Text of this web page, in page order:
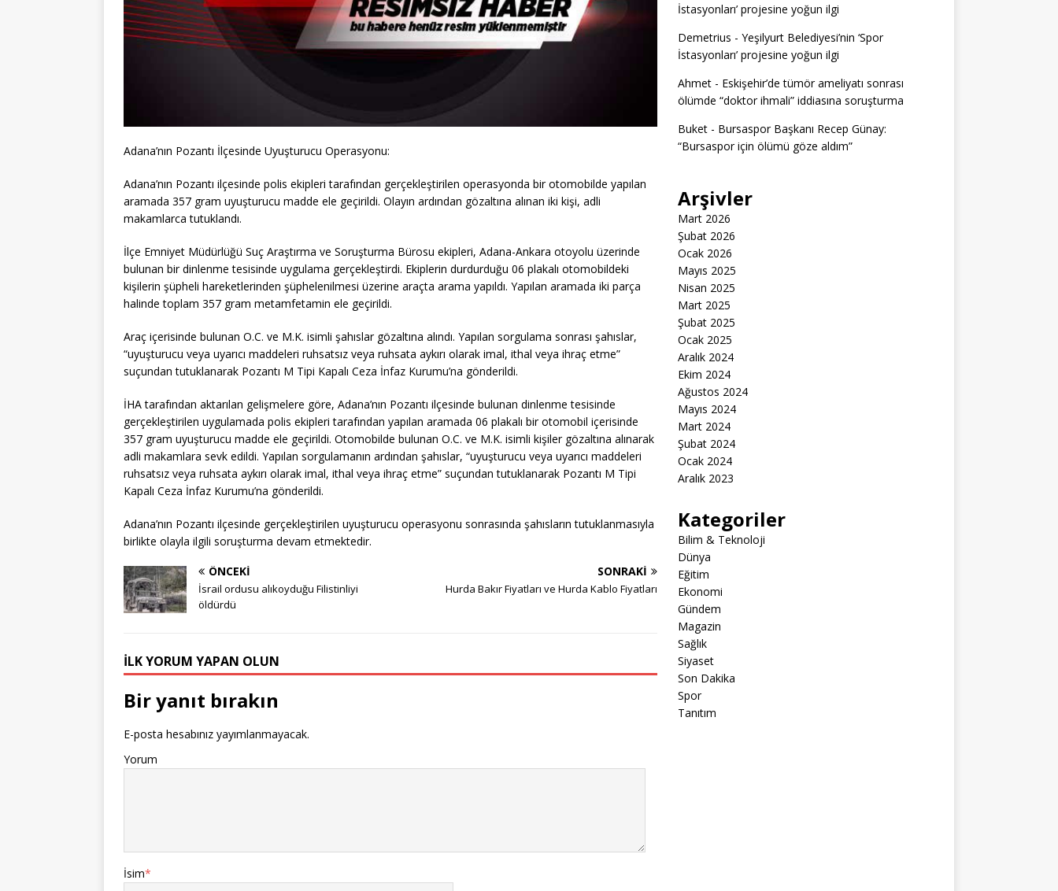
Adana’nın Pozantı İlçesinde Uyuşturucu Operasyonu:
Adana’nın Pozantı ilçesinde polis ekipleri tarafından gerçekleştirilen operasyonda bir otomobilde yapılan
aramada 357 gram uyuşturucu madde ele geçirildi. Olayın ardından gözaltına alınan iki kişi, adli
makamlarca tutuklandı.
İlçe Emniyet Müdürlüğü Suç Araştırma ve Soruşturma Bürosu ekipleri, Adana-Ankara otoyolu üzerinde
bulunan bir dinlenme tesisinde uygulama gerçekleştirdi. Ekiplerin durdurduğu 06 plakalı otomobildeki
kişilerin şüpheli hareketlerinden şüphelenilmesi üzerine araçta arama yapıldı. Yapılan aramada iki parça
halinde toplam 357 gram metamfetamin ele geçirildi.
Araç içerisinde bulunan O.C. ve M.K. isimli şahıslar gözaltına alındı. Yapılan sorgulama sonrası şahıslar,
“uyuşturucu veya uyarıcı maddeleri ruhsatsız veya ruhsata aykırı olarak imal, ithal veya ihraç etme”
suçundan tutuklanarak Pozantı M Tipi Kapalı Ceza İnfaz Kurumu’na gönderildi.
İHA tarafından aktarılan gelişmelere göre, Adana’nın Pozantı ilçesinde bulunan dinlenme tesisinde
gerçekleştirilen uygulamada polis ekipleri tarafından yapılan aramada 06 plakalı bir otomobil içerisinde
357 gram uyuşturucu madde ele geçirildi. Otomobilde bulunan O.C. ve M.K. isimli kişiler gözaltına alınarak
adli makamlara sevk edildi. Yapılan sorgulamanın ardından şahıslar, “uyuşturucu veya uyarıcı maddeleri
ruhsatsız veya ruhsata aykırı olarak imal, ithal veya ihraç etme” suçundan tutuklanarak Pozantı M Tipi
Kapalı Ceza İnfaz Kurumu’na gönderildi.
Adana’nın Pozantı ilçesinde gerçekleştirilen uyuşturucu operasyonu sonrasında şahısların tutuklanmasıyla
birlikte olayla ilgili soruşturma devam etmektedir.
ÖNCEKI
İsrail ordusu alıkoyduğu Filistinliyi
öldürdü
SONRAKI
Hurda Bakır Fiyatları ve Hurda Kablo Fiyatları
İLK YORUM YAPAN OLUN
Bir yanıt bırakın
E-posta hesabınız yayımlanmayacak.
Yorum
İsim*
İstasyonları’ projesine yoğun ilgi
Demetrius - Yeşilyurt Belediyesi’nin ‘Spor
İstasyonları’ projesine yoğun ilgi
Ahmet- Eskişehir’de tümör ameliyatı sonrası
ölümde “doktor ihmali” iddiasına soruşturma
Buket- Bursaspor Başkanı Recep Günay:
“Bursaspor için ölümü göze aldım”
Arşivler
Mart 2026
Şubat 2026
Ocak 2026
Mayıs 2025
Nisan 2025
Mart 2025
Şubat 2025
Ocak 2025
Aralık 2024
Ekim 2024
Ağustos 2024
Mayıs 2024
Mart 2024
Şubat 2024
Ocak 2024
Aralık 2023
Kategoriler
Bilim & Teknoloji
Dünya
Eğitim
Ekonomi
Gündem
Magazin
Sağlık
Siyaset
Son Dakika
Spor
Tanıtım